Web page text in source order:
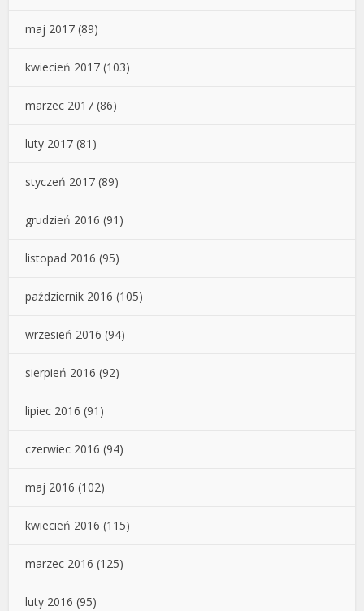
maj 2017 (89)
kwiecień 2017 (103)
marzec 2017 (86)
luty 2017 (81)
styczeń 2017 (89)
grudzień 2016 (91)
listopad 2016 (95)
październik 2016 (105)
wrzesień 2016 (94)
sierpień 2016 (92)
lipiec 2016 (91)
czerwiec 2016 (94)
maj 2016 (102)
kwiecień 2016 (115)
marzec 2016 (125)
luty 2016 (95)